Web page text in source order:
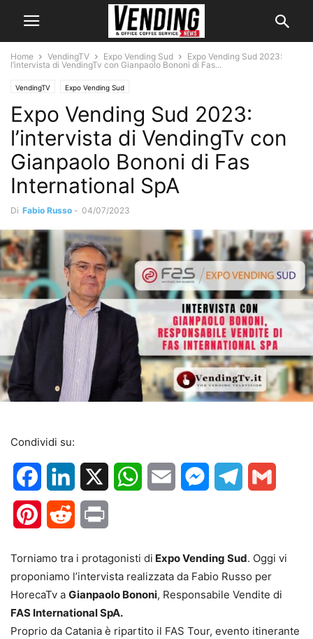
Home VendingTV Expo Vending Sud
Expo Vending Sud 2023:
l’intervista di VendingTv con Gianpaolo Bononi di Fas...
VendingTV Expo Vending Sud
Expo Vending Sud 2023:
l’intervista di VendingTv con
Gianpaolo Bononi di Fas
International SpA
Di Fabio Russo - 04/07/2023
Condividi su:
FacebookLinkedIn WhatsApp
Email MessengerTelegram
PinterestReddit
Torniamo tra i protagonisti di Expo Vending Sud. Oggi vi
proponiamo l’intervista realizzata da Fabio Russo per
HorecaTv a Gianpaolo Bononi, Responsabile Vendite di
FAS International SpA.
Proprio da Catania è ripartito il FAS Tour, evento itinerante